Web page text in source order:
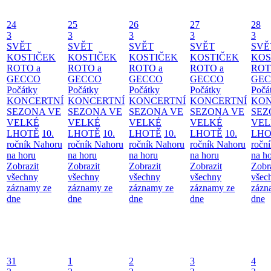
24
3
SVĚT
KOSTIČEK
ROTO a
GECCO
Počátky
KONCERTNÍ
SEZONA VE
VELKÉ
LHOTĚ 10.
ročník Nahoru
na horu
Zobrazit
všechny
záznamy ze
dne
25
3
SVĚT
KOSTIČEK
ROTO a
GECCO
Počátky
KONCERTNÍ
SEZONA VE
VELKÉ
LHOTĚ 10.
ročník Nahoru
na horu
Zobrazit
všechny
záznamy ze
dne
26
3
SVĚT
KOSTIČEK
ROTO a
GECCO
Počátky
KONCERTNÍ
SEZONA VE
VELKÉ
LHOTĚ 10.
ročník Nahoru
na horu
Zobrazit
všechny
záznamy ze
dne
27
3
SVĚT
KOSTIČEK
ROTO a
GECCO
Počátky
KONCERTNÍ
SEZONA VE
VELKÉ
LHOTĚ 10.
ročník Nahoru
na horu
Zobrazit
všechny
záznamy ze
dne
28
3
na
dne
31
1
2
3
4